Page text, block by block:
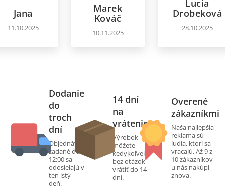
Jana
11.10.2025
Marek
Kováč
10.11.2025
Lucia
Drobeková
28.10.2025
Dodanie
do
troch
dní
Objednávky
zadané do
12:00 sa
odosielajú v
ten istý
deň.
14 dní
na
vrátenie
Výrobok
môžete
kedykoľvek
bez otázok
vrátiť do 14
dní.
Overené
zákazníkmi
Naša najlepšia
reklama sú
ľudia, ktorí sa
vracajú. Až 9 z
10 zákazníkov
u nás nakúpi
znova.